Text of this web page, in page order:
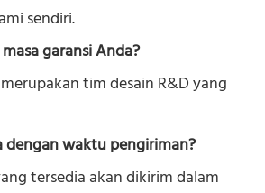
sendiri.
garansi Anda?
tim desain R&D yang
dengan waktu pengiriman?
tersedia akan dikirim dalam